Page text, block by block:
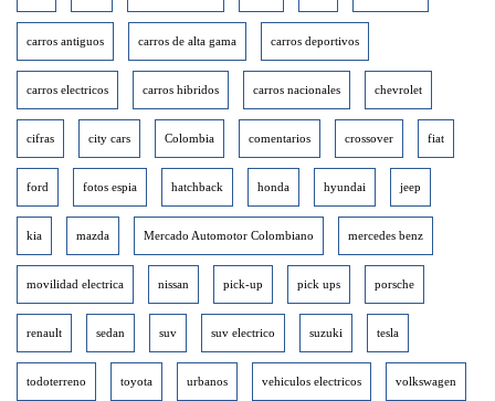
carros antiguos carros de alta gama carros deportivos
carros electricos carros hibridos carros nacionales chevrolet
cifras city cars Colombia comentarios crossover fiat
ford fotos espia hatchback honda hyundai jeep
kia mazda Mercado Automotor Colombiano mercedes benz
movilidad electrica nissan pick-up pick ups porsche
renault sedan suv suv electrico suzuki tesla
todoterreno toyota urbanos vehiculos electricos volkswagen